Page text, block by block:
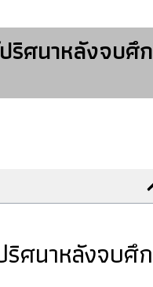
ริศนาหลังจบศึก
ศนาหลังจบศึก